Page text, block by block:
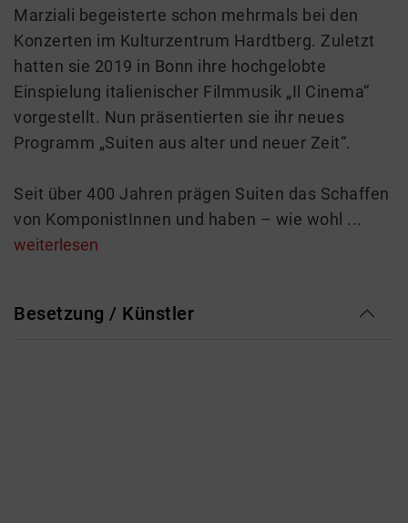
Marziali begeisterte schon mehrmals bei den
Konzerten im Kulturzentrum Hardtberg. Zuletzt
hatten sie 2019 in Bonn ihre hochgelobte
Einspielung italienischer Filmmusik „Il Cinema“
vorgestellt. Nun präsentierten sie ihr neues
Programm „Suiten aus alter und neuer Zeit“.
Seit über 400 Jahren prägen Suiten das Schaffen
von KomponistInnen und haben – wie wohl ...
weiterlesen
Besetzung / Künstler